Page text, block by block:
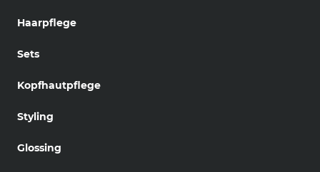
Haarpflege
Sets
Kopfhautpflege
Styling
Glossing